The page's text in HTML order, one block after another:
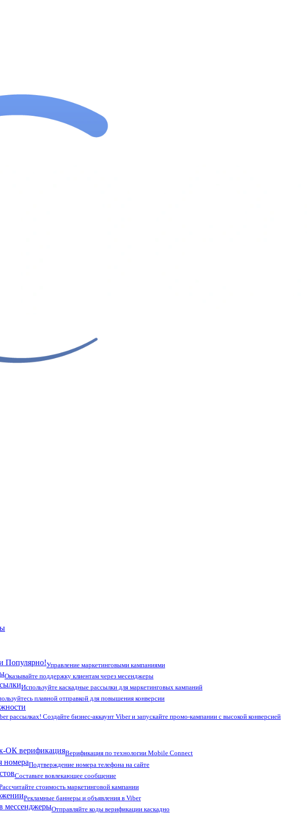
Популярно!Управление маркетинговыми кампаниями
Оказывайте поддержку клиентам через месенджеры
Используйте каскадные рассылки для маркетинговых кампаний
плавной отправкой для повышения конверсии
рассылках! Создайте бизнес-аккаунт Viber и запускайте промо-кампании с высокой конверсией
ОК верификацияВерификация по технологии Mobile Connect
номераПодтверждение номера телефона на сайте
Составьте вовлекающее сообщение
стоимость маркетинговой кампании
Рекламные баннеры и объявления в Viber
мессенджерыОтправляйте коды верификации каскадно